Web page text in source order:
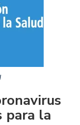
para la